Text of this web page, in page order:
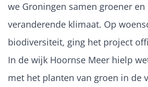
we Groningen samen groener
veranderende klimaat. Op
biodiversiteit, ging het project
In de wijk Hoornse Meer hielp
met het planten van groen in de